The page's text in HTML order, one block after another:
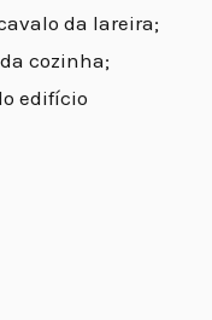
da lareira;
cozinha;
edifício